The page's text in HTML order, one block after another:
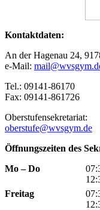
Kontaktdaten:
An der Hagenau 24,
e-Mail:
Tel.: 09141-86170
Fax: 09141-861726
Oberstufensekretariat:
oberstufe@wvsgym.de
Öffnungszeiten des
Mo – Do
Freitag